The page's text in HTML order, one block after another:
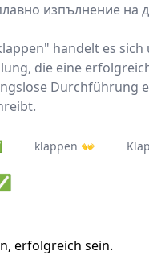
изпълнение на
handelt es sich
die eine
Durchführung
klappen 👐
erfolgreich sein.